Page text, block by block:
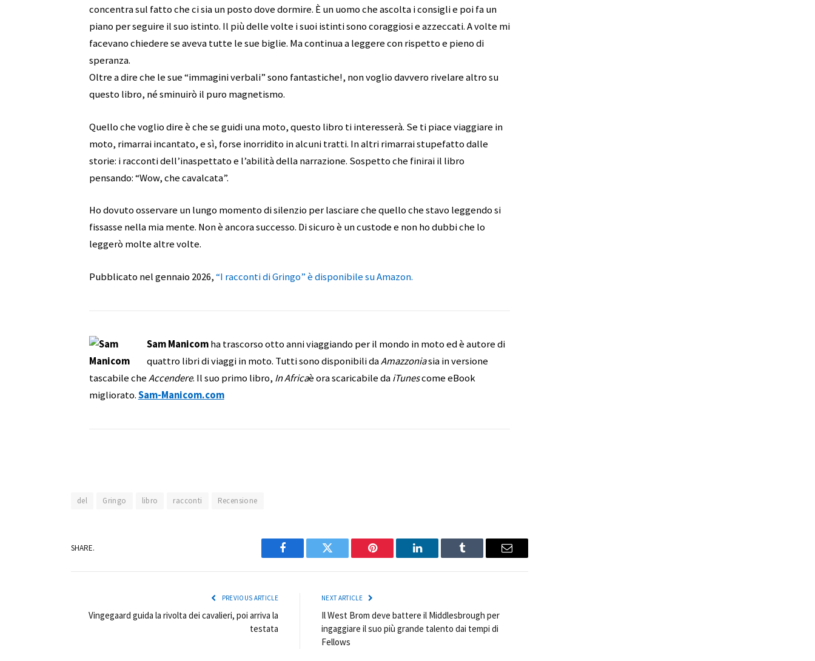
concentra sul fatto che ci sia un posto dove dormire. È un uomo che ascolta i consigli e poi fa un
piano per seguire il suo istinto. Il più delle volte i suoi istinti sono coraggiosi e azzeccati. A volte mi
facevano chiedere se aveva tutte le sue biglie. Ma continua a leggere con rispetto e pieno di
speranza.
Oltre a dire che le sue “immagini verbali” sono fantastiche!, non voglio davvero rivelare altro su
questo libro, né sminuirò il puro magnetismo.
Quello che voglio dire è che se guidi una moto, questo libro ti interesserà. Se ti piace viaggiare in
moto, rimarrai incantato, e sì, forse inorridito in alcuni tratti. In altri rimarrai stupefatto dalle
storie: i racconti dell’inaspettato e l’abilità della narrazione. Sospetto che finirai il libro
pensando: “Wow, che cavalcata”.
Ho dovuto osservare un lungo momento di silenzio per lasciare che quello che stavo leggendo si
fissasse nella mia mente. Non è ancora successo. Di sicuro è un custode e non ho dubbi che lo
leggerò molte altre volte.
Pubblicato nel gennaio 2026,“I racconti di Gringo” è disponibile su Amazon.
Sam Manicomha trascorso otto anni viaggiando per il mondo in moto ed è autore di
quattro libri di viaggi in moto. Tutti sono disponibili daAmazzoniasia in versione
tascabile cheAccendere. Il suo primo libro, In Africaè ora scaricabile daiTunescome eBook
migliorato.Sam-Manicom.com
del Gringo libro racconti Recensione
SHARE.
Facebook Twitter Pinterest LinkedIn Tumblr Email
PREVIOUS ARTICLE
Vingegaard guida la rivolta dei cavalieri, poi arriva la
testata
NEXT ARTICLE
Il West Brom deve battere il Middlesbrough per
ingaggiare il suo più grande talento dai tempi di
Fellows